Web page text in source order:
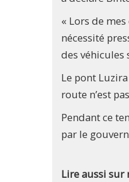
« Lors de
nécessité
des véhicules
Le pont
route n’est
Pendant ce
par le
Lire aussi sur